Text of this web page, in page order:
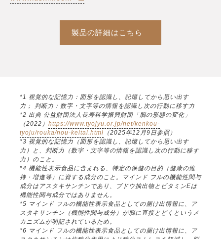
製品の詳細はこちら
*1 視覚的な記憶力：図形を認識し、記憶してから思い出す
力； 判断力：数字・文字等の情報を認識し次の行動に移す力
*2 出典 公益財団法人長寿科学振興財団「脳の形態の変化」
（2022） https://www.tyojyu.or.jp/net/kenkou-
tyoju/rouka/nou-keitai.html （2025年12月9日参照）
*3 視覚的な記憶力（図形を認識し、記憶してから思い出す
力）と、判断力（数字・文字等の情報を認識し次の行動に移す
力）のこと。
*4 機能性表示食品に含まれる、特定の保健の目的（健康の維
持・増進等）に資する成分のこと。マインド フルの機能性関与
成分はアスタキサンチンであり、ブドウ抽出物とビタミンEは
機能性関与成分ではありません。
*5 マインド フルの機能性表示食品としての届け出情報に、ア
スタキサンチン（機能性関与成分）が脳に直接とどくというメ
カニズムが明記されているため。
*6 マインド フルの機能性表示食品としての届け出情報に、ア